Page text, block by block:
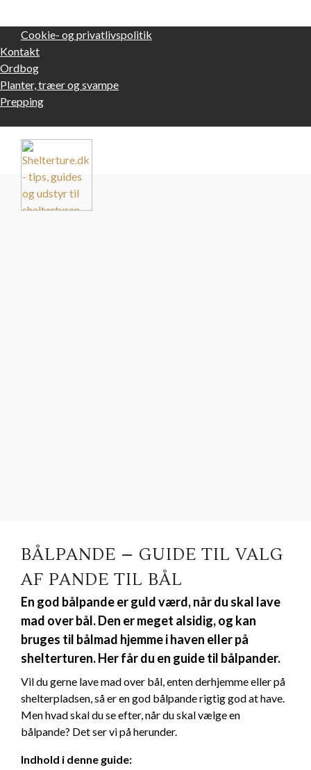
Cookie- og privatlivspolitik
Kontakt
Ordbog
Planter, træer og svampe
Prepping
BÅLPANDE – GUIDE TIL VALG
AF PANDE TIL BÅL
En god bålpande er guld værd, når du skal lave
mad over bål. Den er meget alsidig, og kan
bruges til bålmad hjemme i haven eller på
shelterturen. Her får du en guide til bålpander.
Vil du gerne lave mad over bål, enten derhjemme eller på
shelterpladsen, så er en god bålpande rigtig god at have.
Men hvad skal du se efter, når du skal vælge en
bålpande? Det ser vi på herunder.
Indhold i denne guide: